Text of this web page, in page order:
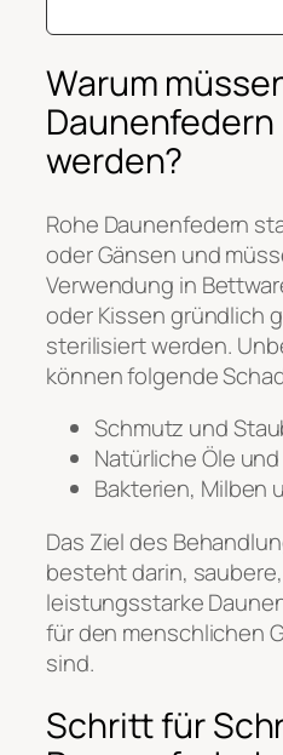
Warum
werden?
Rohe Daunenfedern
oder Gänsen und
Verwendung in
oder Kissen gründlich
sterilisiert werden.
können folgende
Schmutz und
Natürliche Öle
Bakterien, Milben
Das Ziel des
besteht darin,
leistungsstarke
für den menschlichen
sind.
Schritt für